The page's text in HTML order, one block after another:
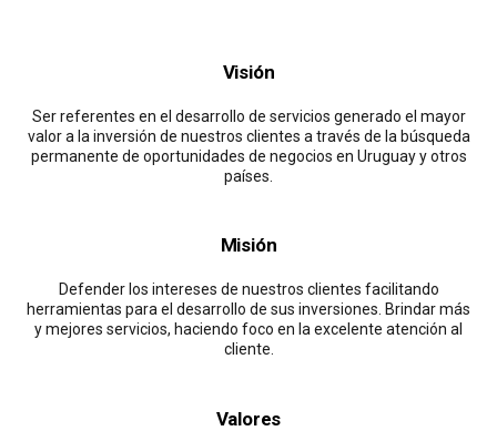
Visión
Ser referentes en el desarrollo de servicios generado el mayor
valor a la inversión de nuestros clientes a través de la búsqueda
permanente de oportunidades de negocios en Uruguay y otros
países.
Misión
Defender los intereses de nuestros clientes facilitando
herramientas para el desarrollo de sus inversiones. Brindar más
y mejores servicios, haciendo foco en la excelente atención al
cliente.
Valores